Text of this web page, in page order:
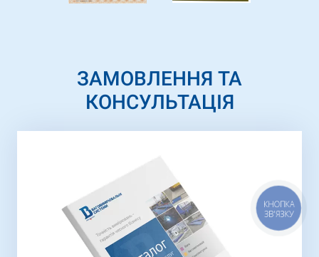
ЗАМОВЛЕННЯ ТА
КОНСУЛЬТАЦІЯ
КНОПКА
ЗВ'ЯЗКУ